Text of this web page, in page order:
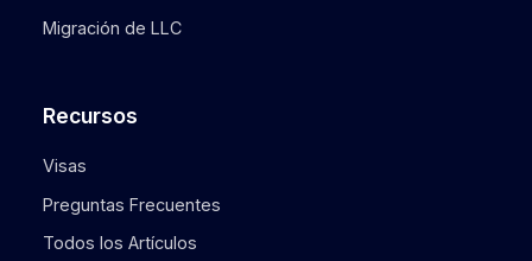
Migración de LLC
Recursos
Visas
Preguntas Frecuentes
Todos los Artículos